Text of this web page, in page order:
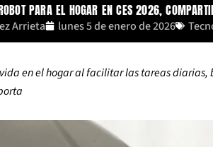
PARA EL HOGAR EN CES 2026,
Arrieta lunes 5 de enero de 2026
vida en el hogar al facilitar las tareas